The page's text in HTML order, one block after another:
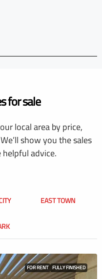
for sale
local area by price,
show you the sales
advice.
EAST TOWN
FOR RENT FULLY FINISHED